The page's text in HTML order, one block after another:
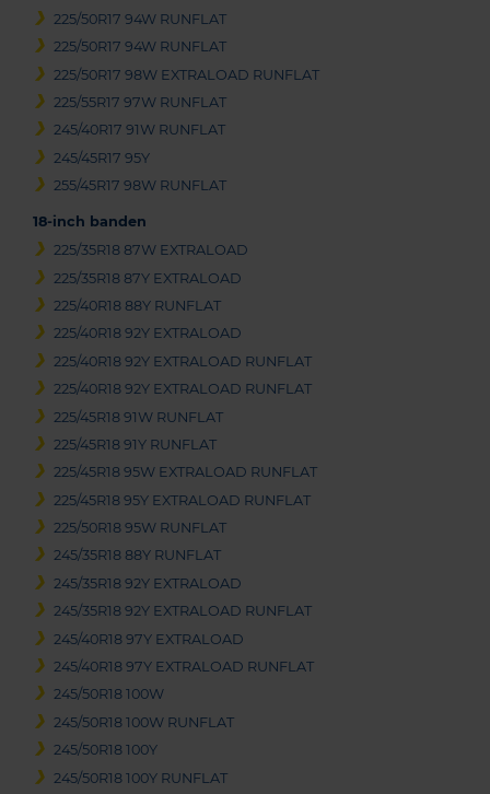
225/50R17 94W RUNFLAT
225/50R17 94W RUNFLAT
225/50R17 98W EXTRALOAD RUNFLAT
225/55R17 97W RUNFLAT
245/40R17 91W RUNFLAT
245/45R17 95Y
255/45R17 98W RUNFLAT
18-inch banden
225/35R18 87W EXTRALOAD
225/35R18 87Y EXTRALOAD
225/40R18 88Y RUNFLAT
225/40R18 92Y EXTRALOAD
225/40R18 92Y EXTRALOAD RUNFLAT
225/40R18 92Y EXTRALOAD RUNFLAT
225/45R18 91W RUNFLAT
225/45R18 91Y RUNFLAT
225/45R18 95W EXTRALOAD RUNFLAT
225/45R18 95Y EXTRALOAD RUNFLAT
225/50R18 95W RUNFLAT
245/35R18 88Y RUNFLAT
245/35R18 92Y EXTRALOAD
245/35R18 92Y EXTRALOAD RUNFLAT
245/40R18 97Y EXTRALOAD
245/40R18 97Y EXTRALOAD RUNFLAT
245/50R18 100W
245/50R18 100W RUNFLAT
245/50R18 100Y
245/50R18 100Y RUNFLAT